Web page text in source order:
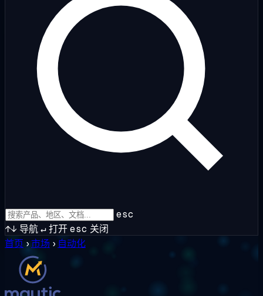
esc
↑↓ 导航↵打开esc 关闭
首页 ›市场 › 自动化